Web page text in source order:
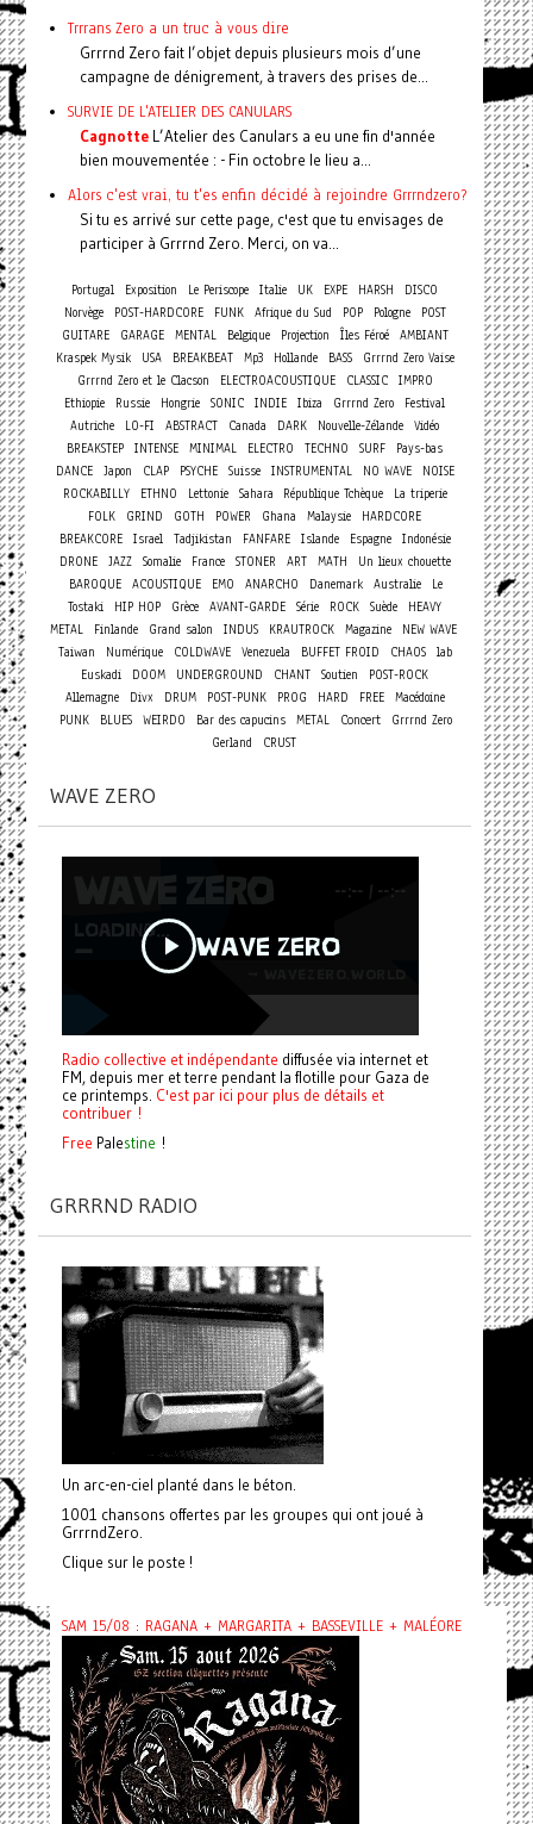
Trrrans Zero a un truc à vous dire
Grrrnd Zero fait l’objet depuis plusieurs mois d’une
campagne de dénigrement, à travers des prises de...
SURVIE DE L'ATELIER DES CANULARS
CagnotteL’Atelier des Canulars a eu une fin d'année
bien mouvementée : - Fin octobre le lieu a...
Alors c'est vrai, tu t'es enfin décidé à rejoindre Grrrndzero?
Si tu es arrivé sur cette page, c'est que tu envisages de
participer à Grrrnd Zero. Merci, on va...
Portugal Exposition Le Periscope Italie UK EXPE HARSH
DISCO
Norvège
POST-HARDCORE FUNK Afrique du Sud POP Pologne
POST
GUITARE
GARAGE MENTAL Belgique Projection Îles Féroé
AMBIANT
Kraspek Mysik
USA BREAKBEAT Mp3 Hollande BASS
Grrrnd Zero Vaise
Grrrnd Zero et le Clacson
ELECTROACOUSTIQUE CLASSIC
IMPRO
Ethiopie
Russie Hongrie SONIC INDIE Ibiza Grrrnd Zero
Festival
Autriche
LO-FI ABSTRACT Canada DARK Nouvelle-Zélande Vidéo
BREAKSTEP INTENSE MINIMAL ELECTRO TECHNO SURF
Pays-bas
DANCE
Japon CLAP PSYCHE Suisse INSTRUMENTAL NO WAVE
NOISE
ROCKABILLY
ETHNO Lettonie Sahara République Tchèque
La triperie
FOLK
GRIND GOTH POWER Ghana Malaysie
HARDCORE
BREAKCORE
Israel Tadjikistan FANFARE Islande Espagne
Indonésie
DRONE
JAZZ Somalie France STONER ART MATH
Un lieux chouette
BAROQUE ACOUSTIQUE EMO ANARCHO Danemark Australie
Le
Tostaki
HIP HOP Grèce AVANT-GARDE Série ROCK Suède
HEAVY
METAL
Finlande Grand salon INDUS KRAUTROCK Magazine
NEW WAVE
Taiwan
Numérique COLDWAVE Venezuela BUFFET FROID CHAOS
lab
Euskadi
DOOM UNDERGROUND CHANT Soutien
POST-ROCK
Allemagne
Divx DRUM POST-PUNK PROG HARD FREE
Macédoine
PUNK
BLUES WEIRDO Bar des capucins METAL Concert
Grrrnd Zero
Gerland
CRUST
WAVE ZERO
Radio collective et indépendante diffusée via internet et
FM, depuis mer et terre pendant la flotille pour Gaza de
ce printemps. C'est par ici pour plus de détails et
contribuer !
Free Palestine !
GRRRND RADIO
Un arc-en-ciel planté dans le béton.
1001 chansons offertes par les groupes qui ont joué à
GrrrndZero.
Clique sur le poste !
SAM 15/08 : RAGANA + MARGARITA + BASSEVILLE + MALÉORE